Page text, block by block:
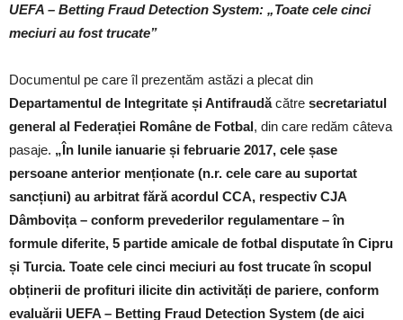
UEFA – Betting Fraud Detection System: „Toate cele cinci
meciuri au fost trucate”
Documentul pe care îl prezentăm astăzi a plecat din
Departamentul de Integritate și Antifraudăcătre secretariatul
general al Federației Române de Fotbal, din care redăm câteva
pasaje. „În lunile ianuarie și februarie 2017, cele șase
persoane anterior menționate (n.r. cele care au suportat
sancțiuni) au arbitrat fără acordul CCA, respectiv CJA
Dâmbovița – conform prevederilor regulamentare – în
formule diferite, 5 partide amicale de fotbal disputate în Cipru
și Turcia. Toate cele cinci meciuri au fost trucate în scopul
obținerii de profituri ilicite din activități de pariere, conform
evaluării UEFA – Betting Fraud Detection System (de aici